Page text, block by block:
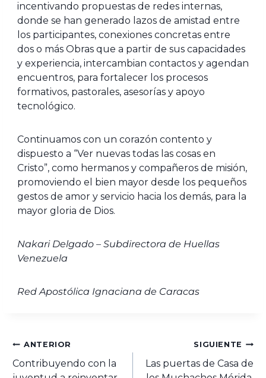
incentivando propuestas de redes internas,
donde se han generado lazos de amistad entre
los participantes, conexiones concretas entre
dos o más Obras que a partir de sus capacidades
y experiencia, intercambian contactos y agendan
encuentros, para fortalecer los procesos
formativos, pastorales, asesorías y apoyo
tecnológico.
Continuamos con un corazón contento y
dispuesto a “Ver nuevas todas las cosas en
Cristo”, como hermanos y compañeros de misión,
promoviendo el bien mayor desde los pequeños
gestos de amor y servicio hacia los demás, para la
mayor gloria de Dios.
Nakari Delgado – Subdirectora de Huellas
Venezuela
Red Apostólica Ignaciana de Caracas
ANTERIOR
Contribuyendo con la
SIGUIENTE
Las puertas de Casa de